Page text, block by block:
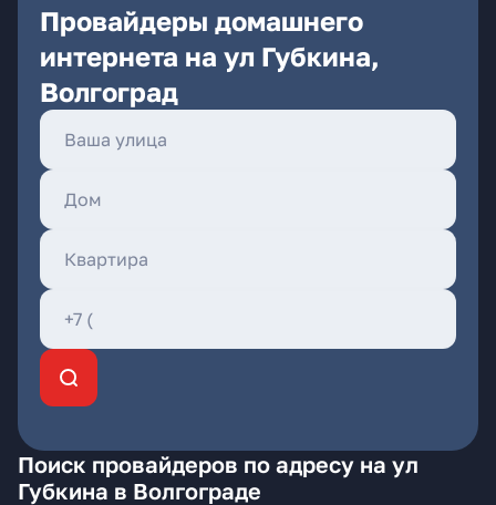
Провайдеры домашнего
интернета на ул Губкина,
Волгоград
Поиск провайдеров по адресу на ул
Губкина в Волгограде